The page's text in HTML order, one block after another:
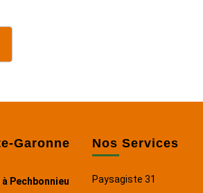
Garonne
Pechbonnieu
Nos Services
Paysagiste 31